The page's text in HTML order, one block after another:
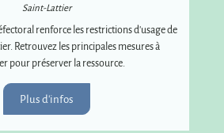
Saint-Lattier
renforce les restrictions d'usage de
Retrouvez les principales mesures à
pour préserver la ressource.
Plus d'infos